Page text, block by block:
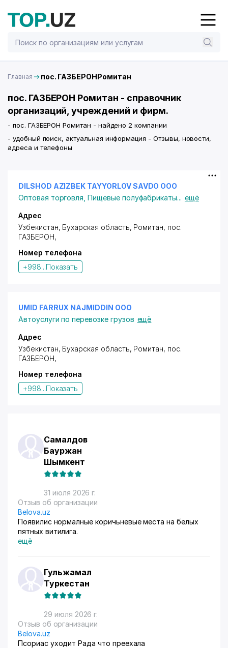
Главная пос. ГАЗБЕРОНРомитан
пос. ГАЗБЕРОН Ромитан - справочник
организаций, учреждений и фирм.
- пос. ГАЗБЕРОН Ромитан - найдено 2 компании
- удобный поиск, актуальная информация - Отзывы, новости,
адреса и телефоны
DILSHOD AZIZBEK TAYYORLOV SAVDO ООО
Оптовая торговля ,Пищевые полуфабрикаты... ещё
Адрес
Узбекистан, Бухарская область, Ромитан, пос.
ГАЗБЕРОН,
Номер телефона
+998...Показать
UMID FARRUX NAJMIDDIN ООО
Автоуслуги по перевозке грузов ещё
Адрес
Узбекистан, Бухарская область, Ромитан, пос.
ГАЗБЕРОН,
Номер телефона
+998...Показать
Самалдов
Бауржан
Шымкент
31 июля 2026 г.
Отзыв об организации
Belova.uz
Появилис нормалные коричьневые места на белых
пятных витилига.
ещё
Гульжамал
Туркестан
29 июля 2026 г.
Отзыв об организации
Belova.uz
Псориас уходит Рада что преехала